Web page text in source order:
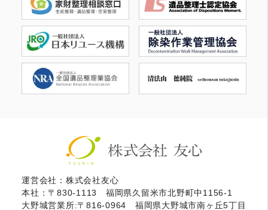
運営会社：株式会社友心
本社：〒830-1113 福岡県久留米市北野町中1156-1
大野城営業所:〒816-0964 福岡県大野城市南ヶ丘5丁目